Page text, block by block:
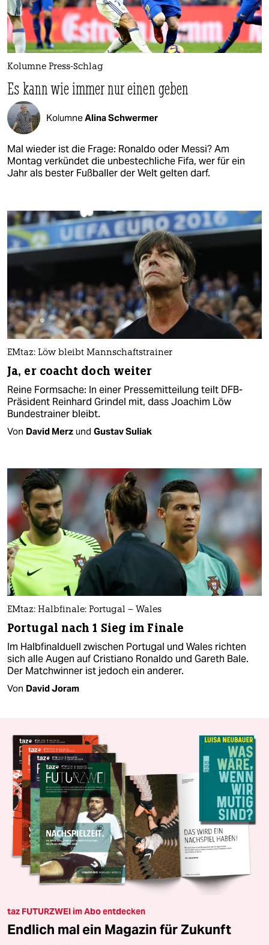
Kolumne Press-Schlag
Es kann wie immer nur einen geben
KolumneAlina Schwermer
Mal wieder ist die Frage: Ronaldo oder Messi? Am
Montag verkündet die unbestechliche Fifa, wer für ein
Jahr als bester Fußballer der Welt gelten darf.
EMtaz: Löw bleibt Mannschaftstrainer
Ja, er coacht doch weiter
Reine Formsache: In einer Pressemitteilung teilt DFB-
Präsident Reinhard Grindel mit, dass Joachim Löw
Bundestrainer bleibt.
Von David Merz und Gustav Suliak
EMtaz: Halbfinale: Portugal – Wales
Portugal nach 1 Sieg im Finale
Im Halbfinalduell zwischen Portugal und Wales richten
sich alle Augen auf Cristiano Ronaldo und Gareth Bale.
Der Matchwinner ist jedoch ein anderer.
Von David Joram
taz FUTURZWEI im Abo entdecken
Endlich mal ein Magazin für Zukunft